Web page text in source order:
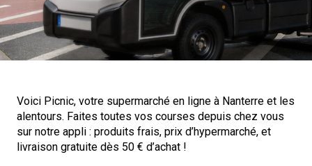
Voici Picnic, votre supermarché en ligne à Nanterre et les
alentours. Faites toutes vos courses depuis chez vous
sur notre appli : produits frais, prix d’hypermarché, et
livraison gratuite dès 50 € d’achat !